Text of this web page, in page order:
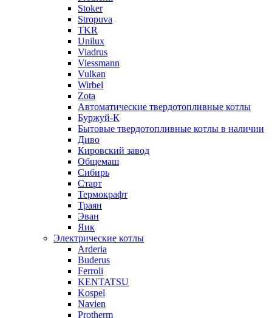
Stoker
Stropuva
TKR
Unilux
Viadrus
Viessmann
Vulkan
Wirbel
Zota
Автоматические твердотопливные котлы
Буржуй-К
Бытовые твердотопливные котлы в наличии
Диво
Кировский завод
Общемаш
Сибирь
Старт
Термокрафт
Траян
Эван
Яик
Электрические котлы
Arderia
Buderus
Ferroli
KENTATSU
Kospel
Navien
Protherm